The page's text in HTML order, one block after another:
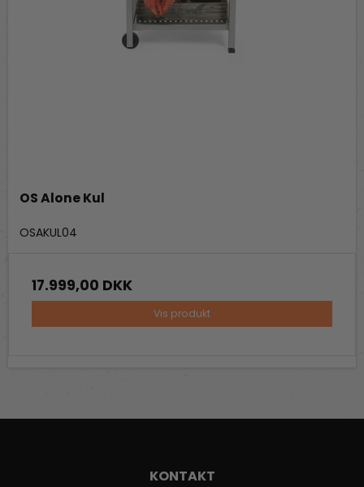
OS Alone Kul
OSAKUL04
17.999,00 DKK
Vis produkt
KONTAKT